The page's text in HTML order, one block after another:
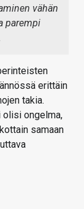
vähän
parempi
erittäin
takia.
ongelma,
samaan